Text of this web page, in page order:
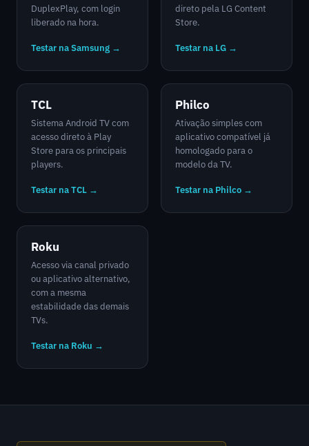
DuplexPlay, com login
liberado na hora.
Testar na Samsung →
direto pela LG Content
Store.
Testar na LG →
TCL
Sistema Android TV com
acesso direto à Play
Store para os principais
players.
Testar na TCL →
Philco
Ativação simples com
aplicativo compatível já
homologado para o
modelo da TV.
Testar na Philco →
Roku
Acesso via canal privado
ou aplicativo alternativo,
com a mesma
estabilidade das demais
TVs.
Testar na Roku →